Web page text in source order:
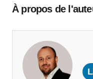
À propos de